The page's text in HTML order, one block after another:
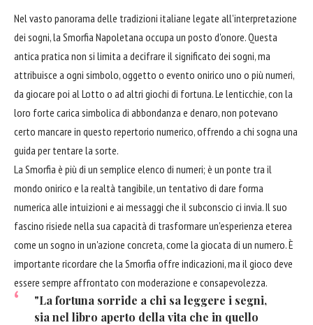
Nel vasto panorama delle tradizioni italiane legate all'interpretazione
dei sogni, la Smorfia Napoletana occupa un posto d'onore. Questa
antica pratica non si limita a decifrare il significato dei sogni, ma
attribuisce a ogni simbolo, oggetto o evento onirico uno o più numeri,
da giocare poi al Lotto o ad altri giochi di fortuna. Le lenticchie, con la
loro forte carica simbolica di abbondanza e denaro, non potevano
certo mancare in questo repertorio numerico, offrendo a chi sogna una
guida per tentare la sorte.
La Smorfia è più di un semplice elenco di numeri; è un ponte tra il
mondo onirico e la realtà tangibile, un tentativo di dare forma
numerica alle intuizioni e ai messaggi che il subconscio ci invia. Il suo
fascino risiede nella sua capacità di trasformare un'esperienza eterea
come un sogno in un'azione concreta, come la giocata di un numero. È
importante ricordare che la Smorfia offre indicazioni, ma il gioco deve
essere sempre affrontato con moderazione e consapevolezza.
"La fortuna sorride a chi sa leggere i segni,
sia nel libro aperto della vita che in quello